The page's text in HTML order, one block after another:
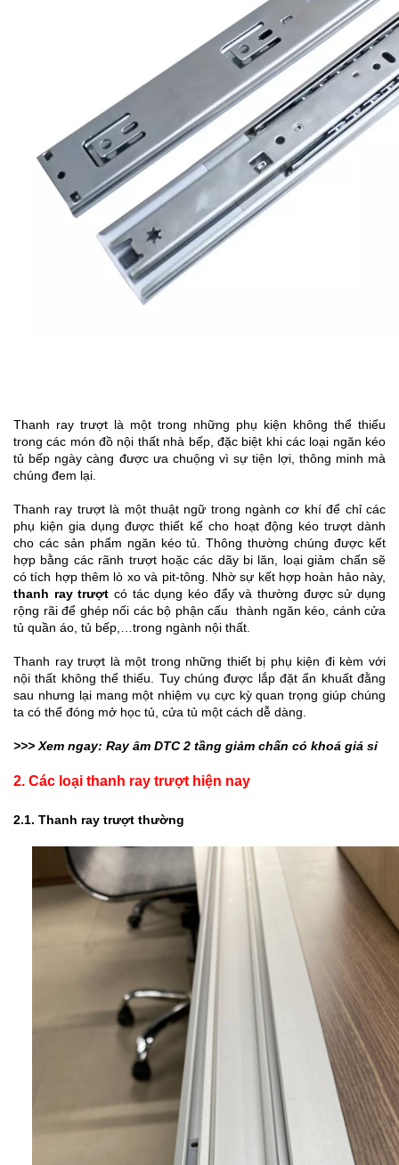
Thanh ray trượt là một trong những phụ kiện không thể thiếu
trong các món đồ nội thất nhà bếp, đặc biệt khi các loại ngăn kéo
tủ bếp ngày càng được ưa chuộng vì sự tiện lợi, thông minh mà
chúng đem lại.
Thanh ray trượt là một thuật ngữ trong ngành cơ khí để chỉ các
phụ kiện gia dụng được thiết kế cho hoạt động kéo trượt dành
cho các sản phẩm ngăn kéo tủ. Thông thường chúng được kết
hợp bằng các rãnh trượt hoặc các dãy bi lăn, loại giảm chấn sẽ
thanh ray trượt có tác dụng kéo đẩy và thường được sử dụng
rộng rãi để ghép nối các bộ phận cấu  thành ngăn kéo, cánh cửa
tủ quần áo, tủ bếp,…trong ngành nội thất.
Thanh ray trượt là một trong những thiết bị phụ kiện đi kèm với
nội thất không thể thiếu. Tuy chúng được lắp đặt ẩn khuất đằng
sau nhưng lại mang một nhiệm vụ cực kỳ quan trọng giúp chúng
ta có thể đóng mở học tủ, cửa tủ một cách dễ dàng.
>>> Xem ngay: Ray âm DTC 2 tầng giảm chấn có khoá giá sỉ
2. Các loại thanh ray trượt hiện nay
2.1. Thanh ray trượt thường